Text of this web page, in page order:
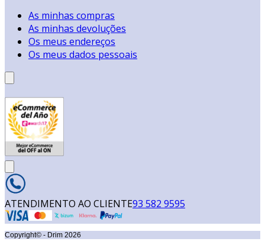
As minhas compras
As minhas devoluções
Os meus endereços
Os meus dados pessoais
ATENDIMENTO AO CLIENTE93 582 9595
Copyright© - Drim 2026